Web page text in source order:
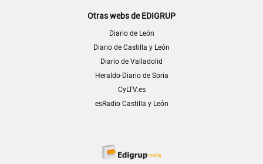
Otras webs de EDIGRUP
Diario de León
Diario de Castilla y León
Diario de Valladolid
Heraldo-Diario de Soria
CyLTV.es
esRadio Castilla y León